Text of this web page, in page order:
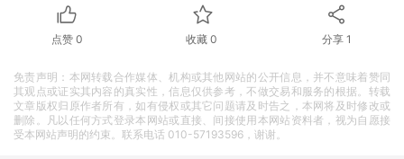
点赞0 收藏0 分享 1
免责声明：本网转载合作媒体、机构或其他网站的公开信息，并不意味着赞同
其观点或证实其内容的真实性，信息仅供参考，不做交易和服务的根据。转载
文章版权归原作者所有，如有侵权或其它问题请及时告之，本网将及时修改或
删除。凡以任何方式登录本网站或直接、间接使用本网站资料者，视为自愿接
受本网站声明的约束。联系电话 010-57193596，谢谢。